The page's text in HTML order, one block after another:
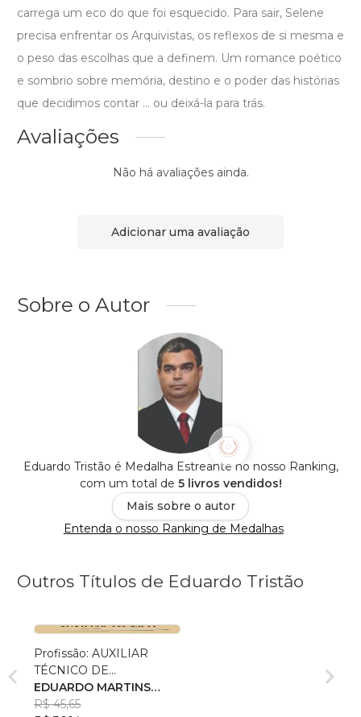
carrega um eco do que foi esquecido. Para sair, Selene
precisa enfrentar os Arquivistas, os reflexos de si mesma e
o peso das escolhas que a definem. Um romance poético
e sombrio sobre memória, destino e o poder das histórias
que decidimos contar ... ou deixá-la para trás.
Avaliações
Não há avaliações ainda.
Adicionar uma avaliação
Sobre o Autor
Eduardo Tristão é Medalha Estreante no nosso Ranking,
com um total de 5 livros vendidos!
Mais sobre o autor
Entenda o nosso Ranking de Medalhas
Outros Títulos de Eduardo Tristão
Profissão: AUXILIAR
TÉCNICO DE
AERONAVES
EDUARDO MARTINS
TRISTÃO
R$ 45,65